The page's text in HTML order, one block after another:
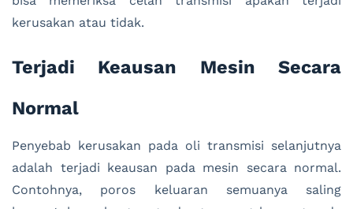
kerusakan atau tidak.
Terjadi Keausan Mesin Secara
Normal
Penyebab kerusakan pada oli transmisi selanjutnya
adalah terjadi keausan pada mesin secara normal.
Contohnya, poros keluaran semuanya saling